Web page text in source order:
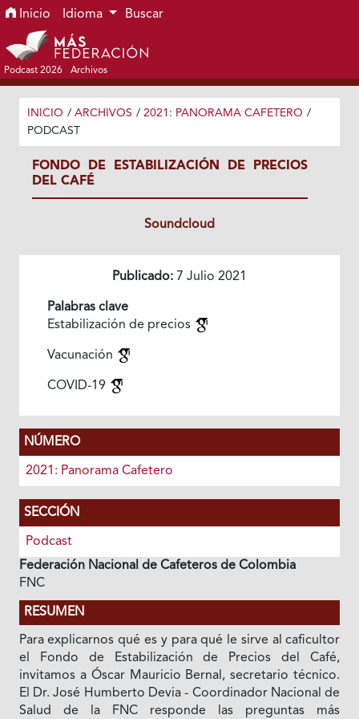
Ir al menú de navegación principal
Ir al contenido principal
Ir al pie de página del sitio
Inicio Idioma Buscar
Podcast 2026 Archivos
INICIO / ARCHIVOS / 2021: PANORAMA CAFETERO /
PODCAST
FONDO DE ESTABILIZACIÓN DE PRECIOS
DEL CAFÉ
Soundcloud
Publicado: 7 Julio 2021
Palabras clave
Estabilización de precios
Vacunación
COVID-19
NÚMERO
2021: Panorama Cafetero
SECCIÓN
Podcast
Federación Nacional de Cafeteros de Colombia
FNC
RESUMEN
Para explicarnos qué es y para qué le sirve al caficultor
el Fondo de Estabilización de Precios del Café,
invitamos a Óscar Mauricio Bernal, secretario técnico.
El Dr. José Humberto Devia - Coordinador Nacional de
Salud de la FNC responde las preguntas más